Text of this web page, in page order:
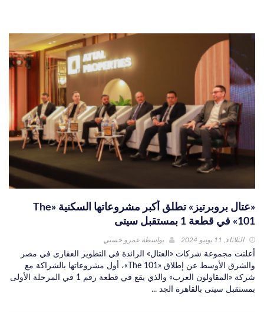
«عتال بروبرتيز» تطلق أكبر مشروعاتها السكنية «The
101» في قطعة 1 بمستقبل سيتى
الثلاثاء, 11 يونيو 2024 بواسطة عمرو حسني
أعلنت مجموعة شركات «العتال» الرائدة في التطوير العقارى في مصر
والشرق الأوسط عن إطلاق «The 101»، أول مشروعاتها بالشراكة مع
شركة «المقاولون العرب» والذي يقع في قطعة رقم 1 في المرحلة الأولى
بمستقبل سيتى بالقاهرة الجد ...